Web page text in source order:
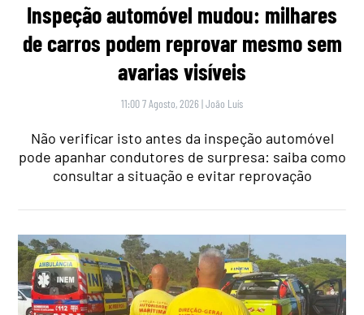
Inspeção automóvel mudou: milhares
de carros podem reprovar mesmo sem
avarias visíveis
11:00 7 Agosto, 2026 |João Luís
Não verificar isto antes da inspeção automóvel
pode apanhar condutores de surpresa: saiba como
consultar a situação e evitar reprovação